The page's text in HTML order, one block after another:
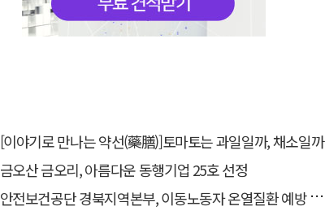
[이야기로 만나는 약선(藥膳)]토마토는 과일일까, 채소일까
금오산 금오리, 아름다운 동행기업 25호 선정
안전보건공단 경북지역본부, 이동노동자 온열질환 예방 캠페인